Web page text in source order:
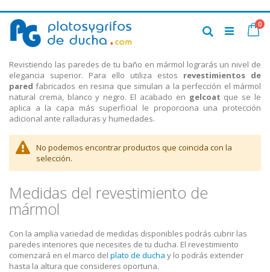
al
contenido
0
Buscar
Revistiendo las paredes de tu baño en mármol lograrás un nivel de
elegancia superior. Para ello utiliza estos revestimientos de
pared fabricados en resina que simulan a la perfección el mármol
natural crema, blanco y negro. El acabado en gelcoat que se le
aplica a la capa más superficial le proporciona una protección
adicional ante ralladuras y humedades.
No podemos encontrar productos que coincida con la
selección.
Medidas del revestimiento de
mármol
Con la amplia variedad de medidas disponibles podrás cubrir las
paredes interiores que necesites de tu ducha. El revestimiento
comenzará en el marco del plato de ducha y lo podrás extender
hasta la altura que consideres oportuna.